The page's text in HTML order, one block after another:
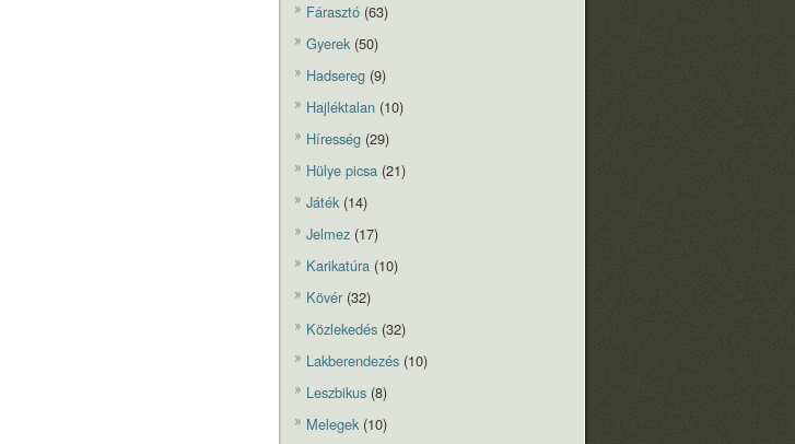
Fárasztó (63)
Gyerek(50)
Hadsereg (9)
Hajléktalan (10)
Híresség (29)
Hülye picsa (21)
Játék(14)
Jelmez (17)
Karikatúra (10)
Kövér (32)
Közlekedés (32)
Lakberendezés (10)
Leszbikus (8)
Melegek(10)